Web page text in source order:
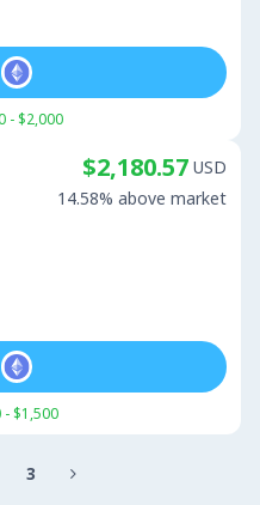
- $2,000
$2,180.57 USD
14.58% above market
- $1,500
3 